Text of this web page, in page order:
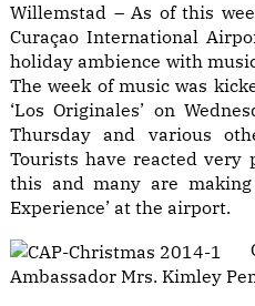
Willemstad – As of this
Curaçao International
holiday ambience with
The week of music was
‘Los Originales’ on
Thursday and various
Tourists have reacted
this and many are
Experience’ at the airport.
Ambassador Mrs. Kimley